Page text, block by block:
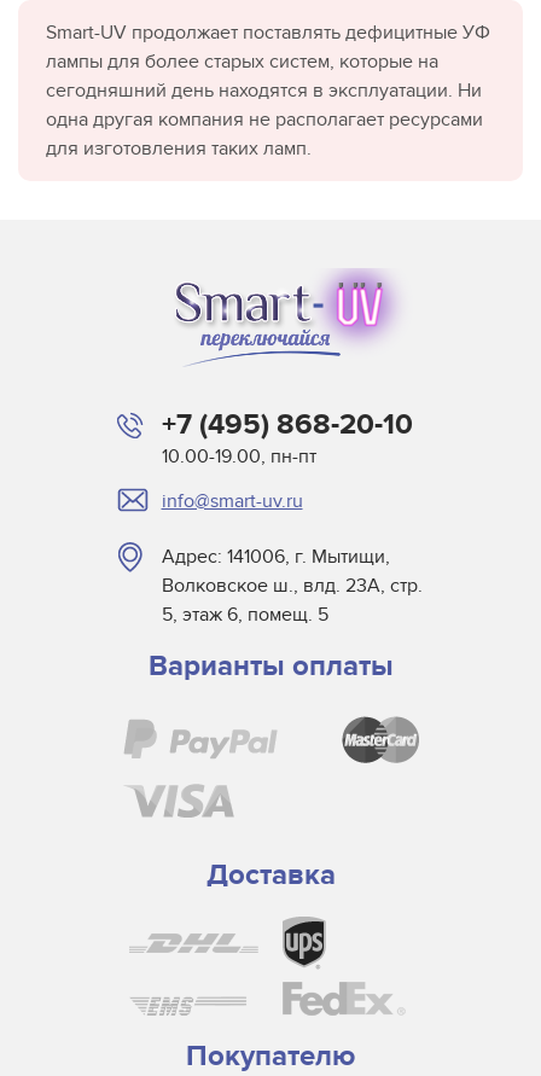
Smart-UV продолжает поставлять дефицитные УФ
лампы для более старых систем, которые на
сегодняшний день находятся в эксплуатации. Ни
одна другая компания не располагает ресурсами
для изготовления таких ламп.
+7 (495) 868-20-10
10.00-19.00, пн-пт
info@smart-uv.ru
Адрес: 141006, г. Мытищи,
Волковское ш., влд. 23А, стр.
5, этаж 6, помещ. 5
Варианты оплаты
Доставка
Покупателю